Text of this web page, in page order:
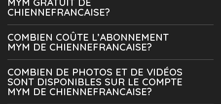
CHIENNEFRANCAISE?
COMBIEN COÛTE L’ABONNEMENT
MYM DE CHIENNEFRANCAISE?
COMBIEN DE PHOTOS ET DE VIDÉOS
SONT DISPONIBLES SUR LE COMPTE
MYM DE CHIENNEFRANCAISE?